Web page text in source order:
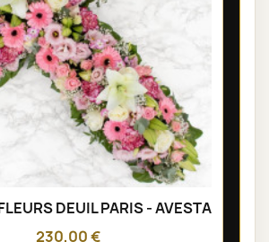
DEUIL PARIS - AVESTA
230,00 €